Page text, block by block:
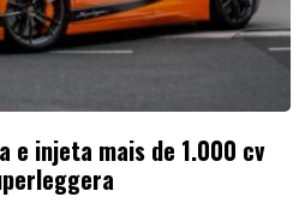
e injeta mais de 1.000 cv